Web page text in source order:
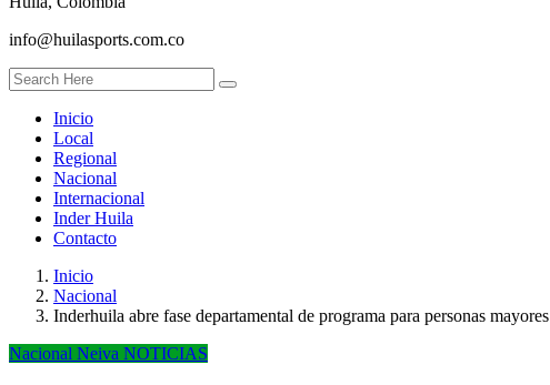
info@huilasports.com.co
Inicio
Local
Regional
Nacional
Internacional
Inder Huila
Contacto
Inicio
Nacional
Inderhuila abre fase departamental de programa para personas mayores
Nacional Neiva NOTICIAS